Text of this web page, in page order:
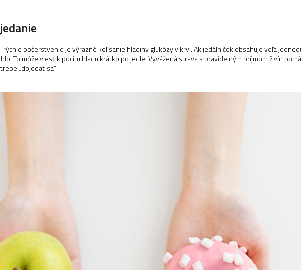
občerstvenie je výrazné kolísanie hladiny glukózy v krvi. Ak jedálniček obsahuje veľa
To môže viesť k pocitu hladu krátko po jedle. Vyvážená strava s pravidelným príjmom živín
„dojedať sa“.